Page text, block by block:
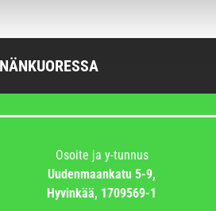
Osoite ja y-tunnus
Uudenmaankatu 5-9,
Hyvinkää, 1709569-1